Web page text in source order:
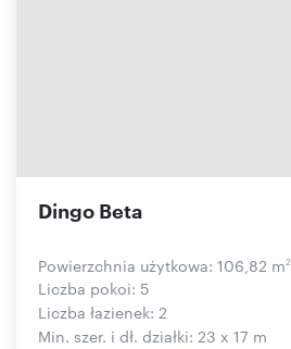
Dingo Beta
Powierzchnia użytkowa: 106,82 m2
Liczba pokoi: 5
Liczba łazienek: 2
Min. szer. i dł. działki: 23 x 17 m